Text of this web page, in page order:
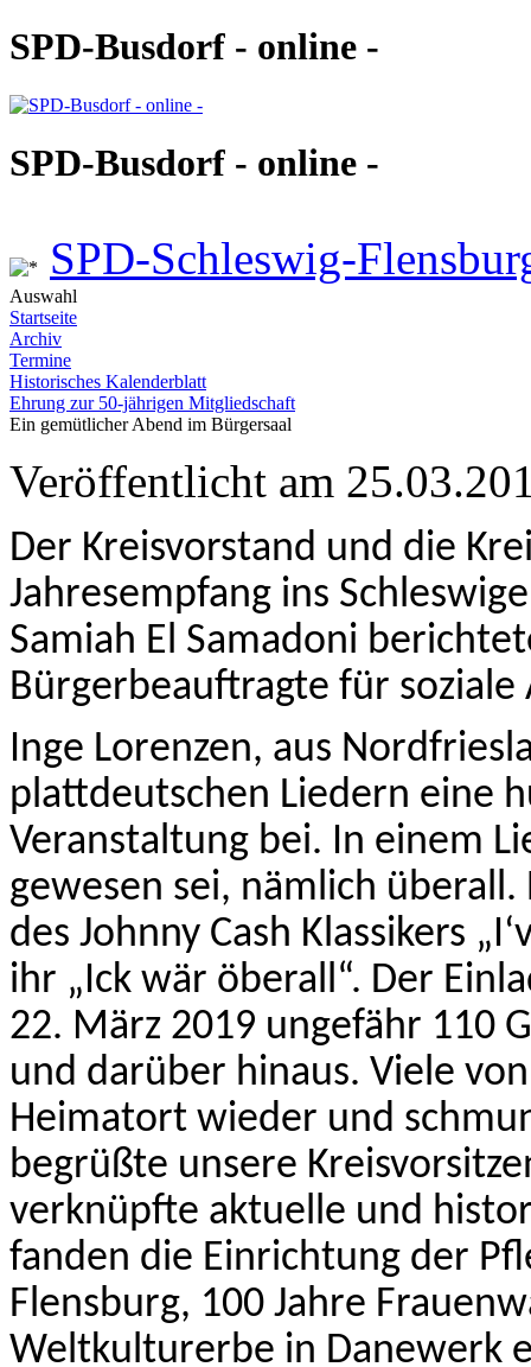
SPD-Busdorf - online -
SPD-Busdorf - online -
SPD-Schleswig-
Auswahl
Startseite
Archiv
Termine
Historisches Kalenderblatt
Ehrung zur 50-jährigen Mitgliedschaft
Ein gemütlicher Abend im Bürgersaal
Veröffentlicht am
Der Kreisvorstand und die
Jahresempfang ins
Samiah El Samadoni
Bürgerbeauftragte für
Inge Lorenzen, aus
plattdeutschen Liedern eine
Veranstaltung bei. In einem
gewesen sei, nämlich
des Johnny Cash Klassikers
ihr „Ick wär öberall“. Der
22. März 2019 ungefähr 110
und darüber hinaus. Viele
Heimatort wieder und
begrüßte unsere
verknüpfte aktuelle und
fanden die Einrichtung der
Flensburg, 100 Jahre
Weltkulturerbe in Danewerk